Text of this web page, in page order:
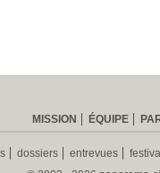
MISSION ÉQUIPE
dossiers entrevues